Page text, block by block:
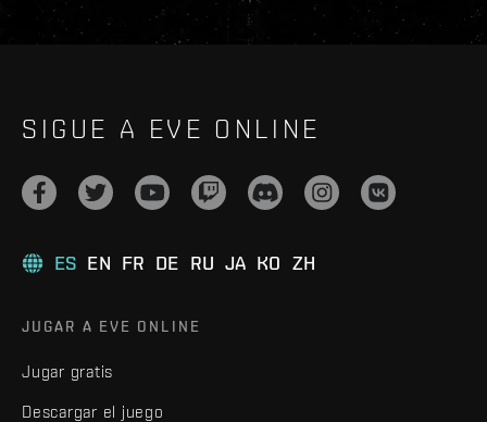
SIGUE A EVE ONLINE
ES EN FR DE RU JA KO ZH
JUGAR A EVE ONLINE
Jugar gratis
Descargar el juego